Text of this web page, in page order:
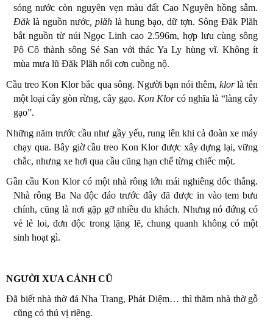
sóng nước còn nguyên vẹn màu đất Cao Nguyên hồng sẫm.
Đăklà nguồn nước , plăh là hung bạo, dữ tợn. Sông Đăk Plăh
bắt nguồn từ núi Ngọc Linh cao 2.596m, hợp lưu cùng sông
Pô Cô thành sông Sé San với thác Ya Ly hùng vĩ. Không ít
mùa mưa lũ Đăk Plăh nổi cơn cuồng nộ.
Cầu treo Kon Klor bắc qua sông. Người bạn nói thêm,klorlà tên
một loại cây gòn rừng, cây gạo. Kon Klorcó nghĩa là “làng cây
gạo”.
Những năm trước cầu như gầy yếu, rung lên khi cả đoàn xe máy
chạy qua. Bây giờ cầu treo Kon Klor được xây dựng lại, vững
chắc, nhưng xe hơi qua cầu cũng hạn chế từng chiếc một.
Gần cầu Kon Klor có một nhà rông lớn mái nghiêng dốc thẳng.
Nhà rông Ba Na độc đáo trước đây đã được in vào tem bưu
chính, cũng là nơi gặp gỡ nhiều du khách. Nhưng nó đứng có
vẻ lẻ loi, đơn độc trong lặng lẽ, chung quanh không có một
sinh hoạt gì.
NGƯỜI XƯA CẢNH CŨ
Đã biết nhà thờ đá Nha Trang, Phát Diệm… thì thăm nhà thờ gỗ
cũng có thú vị riêng.